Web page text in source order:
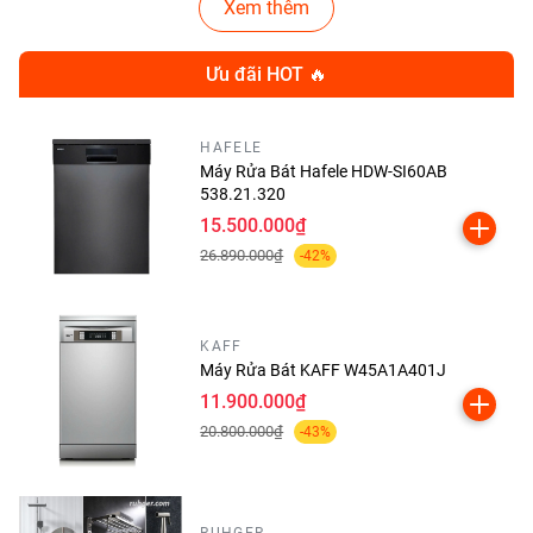
Tính Năng Nổi Bật Của Bếp
Từ Canzy CZ ML123HN
3 vùng nấu cảm ứng từ độc lập
Xem thêm
Ưu đãi HOT 🔥
HAFELE
Máy Rửa Bát Hafele HDW-SI60AB
538.21.320
15.500.000₫
26.890.000₫ -42%
KAFF
Máy Rửa Bát KAFF W45A1A401J
11.900.000₫
20.800.000₫ -43%